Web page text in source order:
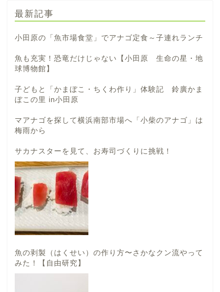
最新記事
小田原の「魚市場食堂」でアナゴ定食～子連れランチ
魚も充実！恐竜だけじゃない【小田原 生命の星・地
球博物館】
子どもと「かまぼこ・ちくわ作り」体験記 鈴廣かま
ぼこの里 in小田原
マアナゴを探して横浜南部市場へ「小柴のアナゴ」は
梅雨から
サカナスターを見て、お寿司づくりに挑戦！
魚の剥製（はくせい）の作り方〜さかなクン流やって
みた！【自由研究】